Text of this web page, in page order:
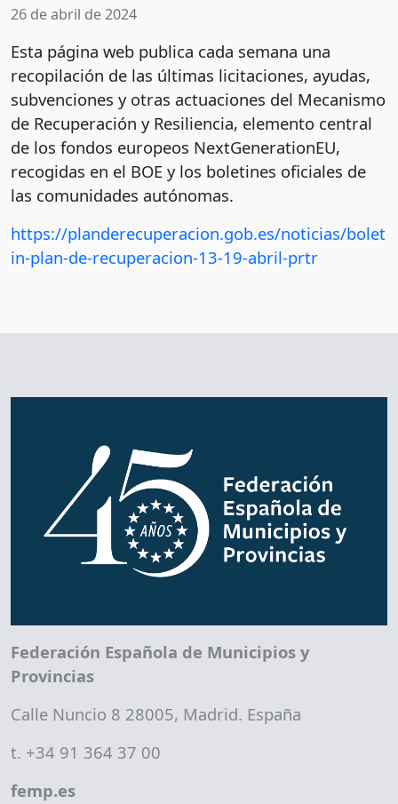
26 de abril de 2024
Esta página web publica cada semana una
recopilación de las últimas licitaciones, ayudas,
subvenciones y otras actuaciones del Mecanismo
de Recuperación y Resiliencia, elemento central
de los fondos europeos NextGenerationEU,
recogidas en el BOE y los boletines oficiales de
las comunidades autónomas.
https://planderecuperacion.gob.es/noticias/bolet
in-plan-de-recuperacion-13-19-abril-prtr
Federación Española de Municipios y
Provincias
Calle Nuncio 8 28005, Madrid. España
t. +34 91 364 37 00
femp.es